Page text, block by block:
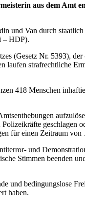
aus dem Amt
und Van durch
– HDP).
(Gesetz Nr. 5393),
strafrechtliche
418 Menschen
geschlagen
für einen Zeitraum von
und
Stimmen beenden
und bedingungslose
haben.